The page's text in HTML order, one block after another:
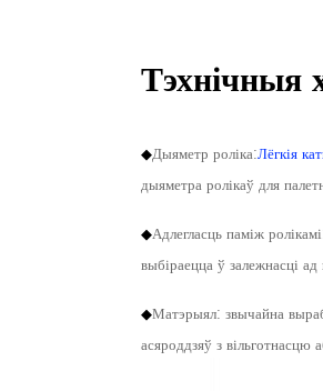
Тэхнічныя
◆Дыяметр роліка:Лёгкія
дыяметра ролікаў для
◆Адлегласць паміж
выбіраецца ў залежнасці
◆Матэрыял: звычайна
асяроддзяў з вільготнасцю